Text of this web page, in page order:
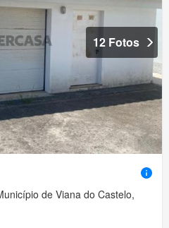
12 Fotos
de Viana do Castelo,